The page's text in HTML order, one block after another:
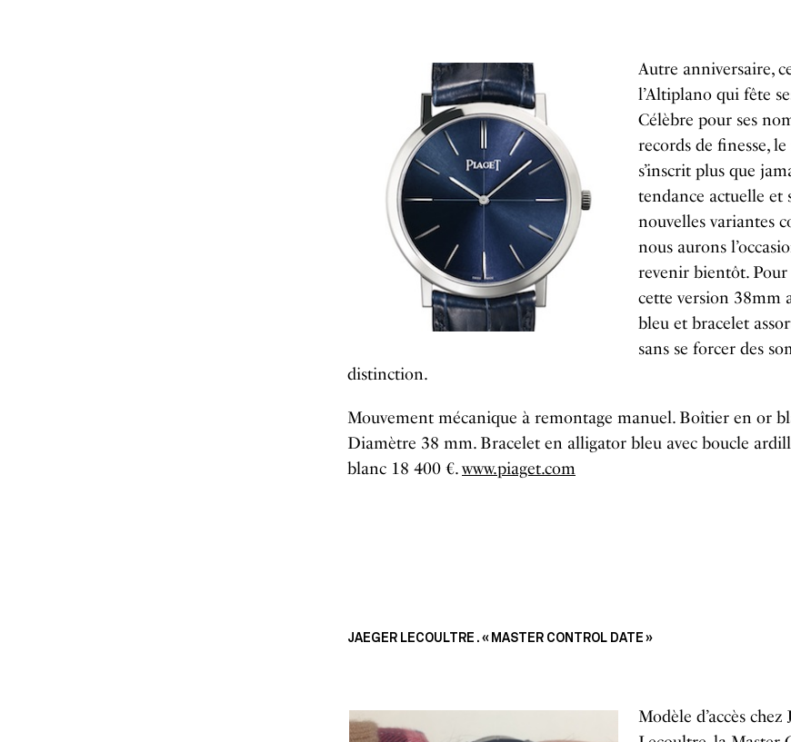
Autre anniversaire,
l’Altiplano qui fête
Célèbre pour ses
records de finesse,
s’inscrit plus que
tendance actuelle et
nouvelles variantes
nous aurons
revenir bientôt. Pour
cette version 38mm
bleu et bracelet
sans se forcer des
distinction.
Mouvement mécanique à remontage manuel. Boîtier en or
Diamètre 38 mm. Bracelet en alligator bleu avec boucle
blanc 18 400 €.www.piaget.com
JAEGER LECOULTRE . « MASTER CONTROL DATE »
Modèle d’accès chez